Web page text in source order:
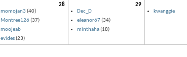
28
momojan3 (40)
Montree126(37)
moojeab
evides(23)
29
Dec_D
eleanor67(34)
minthaha(18)
kwanggie